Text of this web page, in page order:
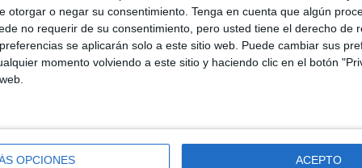
otorgar o negar su consentimiento. Tenga en cuenta que algún
no requerir de su consentimiento, pero usted tiene el derecho de
se aplicarán solo a este sitio web. Puede cambiar sus
momento volviendo a este sitio y haciendo clic en el botón
OPCIONES ACEPTO
figurar como propietarios, usufructuarios e
tanto unifamiliar como parte de un bloque de viviendas.